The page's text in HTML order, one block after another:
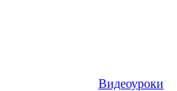
Видеоуроки